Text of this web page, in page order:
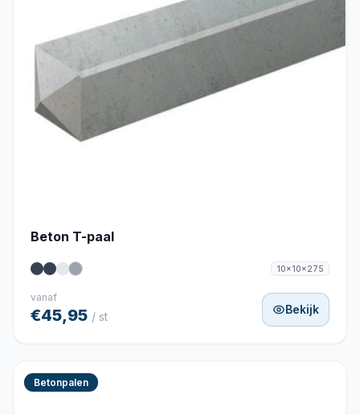
Beton T-paal
10x10x275
vanaf
€45,95 / st
Bekijk
Betonpalen